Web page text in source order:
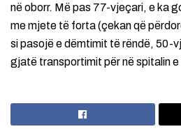
në oborr. Më pas 77-vjeçari, e ka
me mjete të forta (çekan që
si pasojë e dëmtimit të rëndë, 50-
gjatë transportimit për në spitalin